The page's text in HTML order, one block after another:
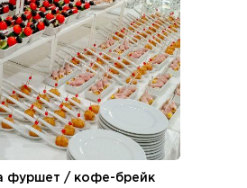
фуршет / кофе-брейк